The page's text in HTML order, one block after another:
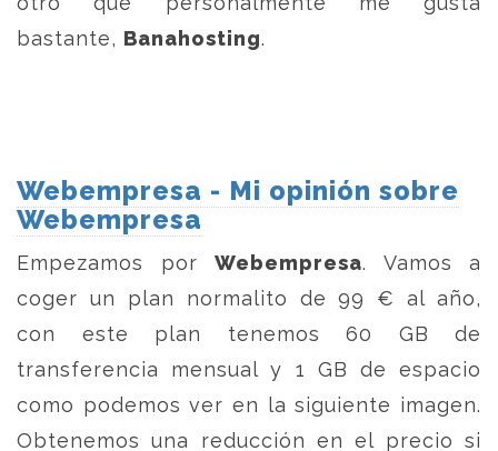
bastante, Banahosting.
Webempresa - Mi opinión sobre
Webempresa
Empezamos por Webempresa. Vamos a
coger un plan normalito de 99 € al año,
con este plan tenemos 60 GB de
transferencia mensual y 1 GB de espacio
como podemos ver en la siguiente imagen.
Obtenemos una reducción en el precio si